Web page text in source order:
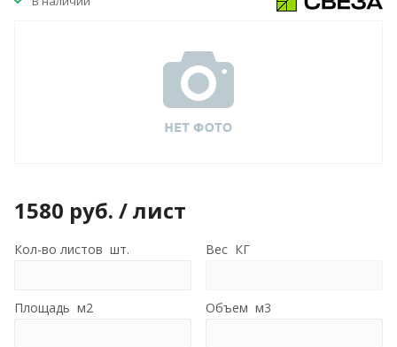
1580 руб. / лист
Кол-во листов шт. Вес КГ
Площадь м2 Объем м3